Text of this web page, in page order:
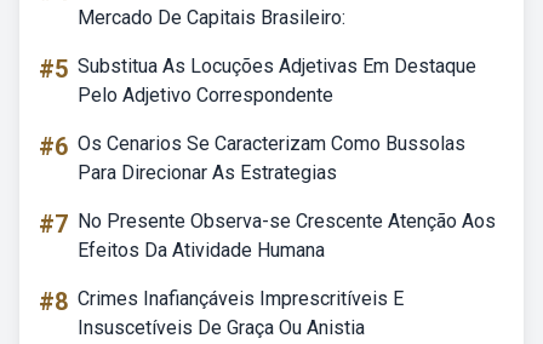
Mercado De Capitais Brasileiro:
#5 Substitua As Locuções Adjetivas Em Destaque
Pelo Adjetivo Correspondente
#6 Os Cenarios Se Caracterizam Como Bussolas
Para Direcionar As Estrategias
#7 No Presente Observa-se Crescente Atenção Aos
Efeitos Da Atividade Humana
#8 Crimes Inafiançáveis Imprescritíveis E
Insuscetíveis De Graça Ou Anistia